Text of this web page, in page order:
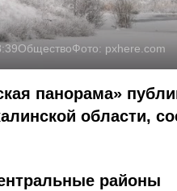
ОбществоФото: pxhere.com
панорама»
области,
районы